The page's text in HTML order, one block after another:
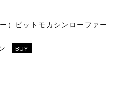
）ビットモカシンローファー
BUY